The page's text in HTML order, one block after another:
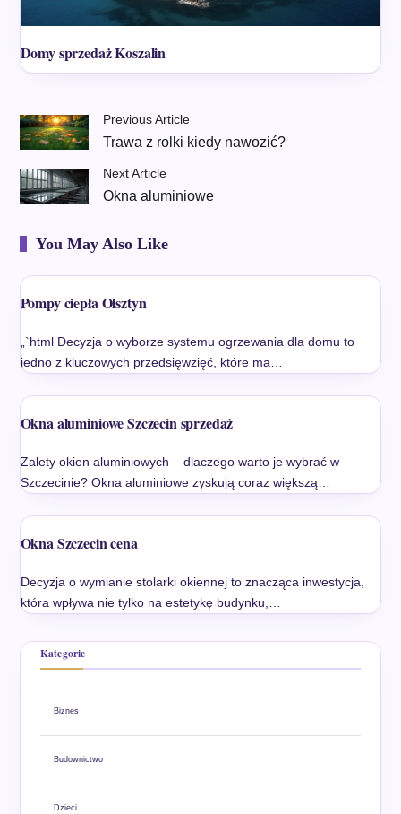
Domy sprzedaż Koszalin
Previous Article
Trawa z rolki kiedy nawozić?
Next Article
Okna aluminiowe
You May Also Like
Pompy ciepła Olsztyn
„`html Decyzja o wyborze systemu ogrzewania dla domu to
jedno z kluczowych przedsięwzięć, które ma…
Okna aluminiowe Szczecin sprzedaż
Zalety okien aluminiowych – dlaczego warto je wybrać w
Szczecinie? Okna aluminiowe zyskują coraz większą…
Okna Szczecin cena
Decyzja o wymianie stolarki okiennej to znacząca inwestycja,
która wpływa nie tylko na estetykę budynku,…
Kategorie
Biznes
Budownictwo
Dzieci